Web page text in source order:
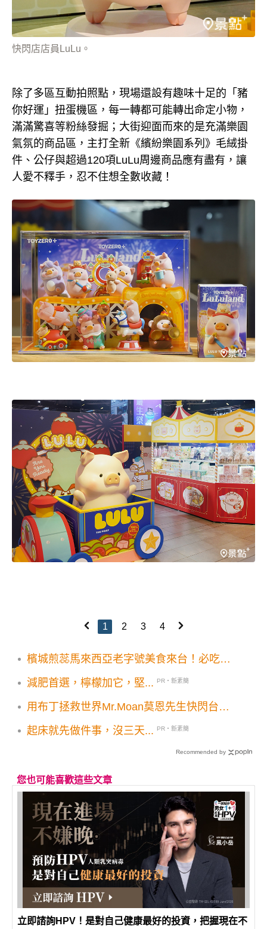
快閃店店員LuLu。
除了多區互動拍照點，現場還設有趣味十足的「豬
你好運」扭蛋機區，每一轉都可能轉出命定小物，
滿滿驚喜等粉絲發掘；大街迎面而來的是充滿樂園
氣氛的商品區，主打全新《繽紛樂園系列》毛絨掛
件、公仔與超過120項LuLu周邊商品應有盡有，讓
人愛不釋手，忍不住想全數收藏！
1 2 3 4
檳城煎蕊馬來西亞老字號美食來台！必吃檳
減肥首選，檸檬加它，堅...
PR・新素簡
用布丁拯救世界Mr.Moan莫恩先生快閃台
起床就先做件事，沒三天...
PR・新素簡
Recommended by
您也可能喜歡這些文章
立即諮詢HPV！是對自己健康最好的投資，把握現在不